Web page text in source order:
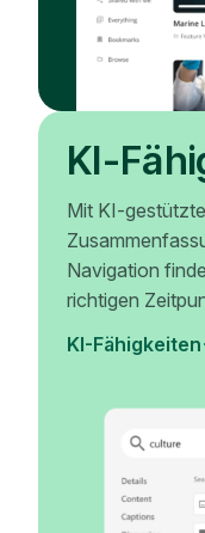
KI-
Mit KI-
Navigation
richtigen
KI-Fähigkeiten